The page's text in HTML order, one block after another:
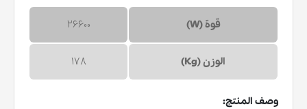
قوة (W) 26600
الوزن (Kg) 178
وصف المنتج: